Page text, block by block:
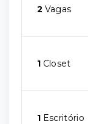
2 Vagas
1 Closet
1 Escritório